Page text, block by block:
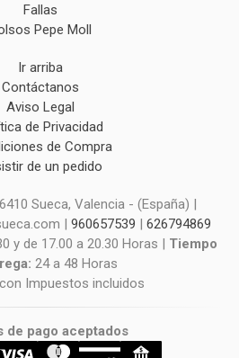
Fallas
Pepe Moll
Ir arriba
Contáctanos
Aviso Legal
de Privacidad
de Compra
de un pedido
Sueca, Valencia - (España) |
| 960657539 | 626794869
y de 17.00 a 20.30 Horas | Tiempo
24 a 48 Horas
Impuestos incluidos
de pago aceptados